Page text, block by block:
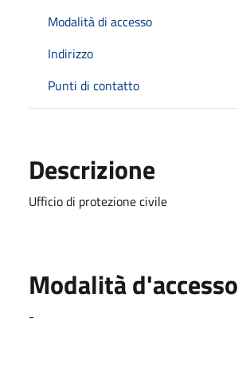
Modalità di accesso
Indirizzo
Punti di contatto
Descrizione
Ufficio di protezione civile
Modalità d'accesso
-